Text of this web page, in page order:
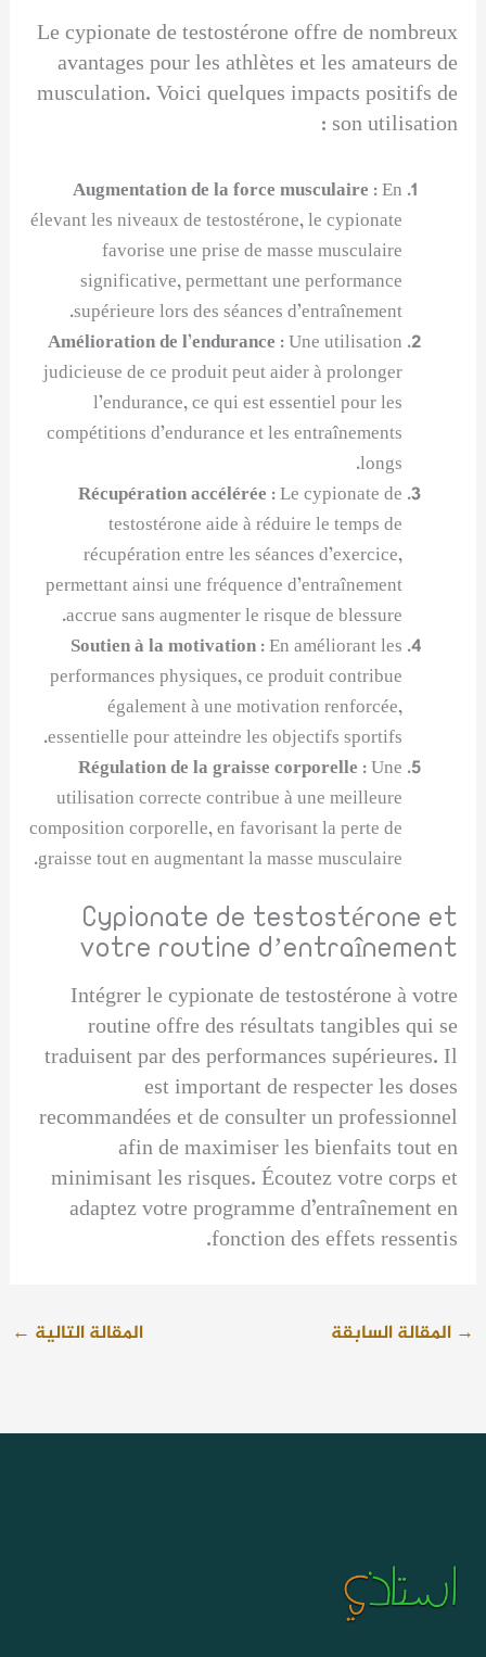
Le cypionate de testostérone offre de nombreux
avantages pour les athlètes et les amateurs de
musculation. Voici quelques impacts positifs de
son utilisation :
Augmentation de la force musculaire : En
élevant les niveaux de testostérone, le cypionate
favorise une prise de masse musculaire
significative, permettant une performance
supérieure lors des séances d’entraînement.
Amélioration de l’endurance : Une utilisation
judicieuse de ce produit peut aider à prolonger
l’endurance, ce qui est essentiel pour les
compétitions d’endurance et les entraînements
longs.
Récupération accélérée : Le cypionate de
testostérone aide à réduire le temps de
récupération entre les séances d’exercice,
permettant ainsi une fréquence d’entraînement
accrue sans augmenter le risque de blessure.
Soutien à la motivation: En améliorant les
performances physiques, ce produit contribue
également à une motivation renforcée,
essentielle pour atteindre les objectifs sportifs.
Régulation de la graisse corporelle : Une
utilisation correcte contribue à une meilleure
composition corporelle, en favorisant la perte de
graisse tout en augmentant la masse musculaire.
Cypionate de testostérone et
votre routine d’entraînement
Intégrer le cypionate de testostérone à votre
routine offre des résultats tangibles qui se
traduisent par des performances supérieures. Il
est important de respecter les doses
recommandées et de consulter un professionnel
afin de maximiser les bienfaits tout en
minimisant les risques. Écoutez votre corps et
adaptez votre programme d’entraînement en
fonction des effets ressentis.
→ المقالة السابقة المقالة التالية ←